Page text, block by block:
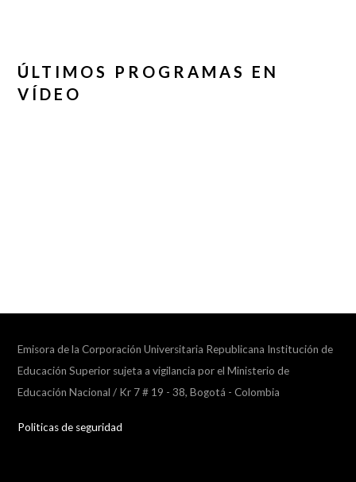
ÚLTIMOS PROGRAMAS EN
VÍDEO
Emisora de la Corporación Universitaria Republicana Institución de
Educación Superior sujeta a vigilancia por el Ministerio de
Educación Nacional / Kr 7 # 19 - 38, Bogotá - Colombia
Politicas de seguridad